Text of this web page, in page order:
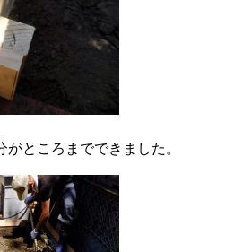
ところまでできました。